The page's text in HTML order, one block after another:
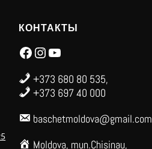
КОНТАКТЫ
Facebook Instagram YouTube
+373 680 80 535,
+373 697 40 000
baschetmoldova@gmail.com
Moldova, mun.Chisinau,